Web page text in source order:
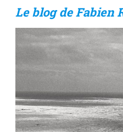
Le blog de Fabien